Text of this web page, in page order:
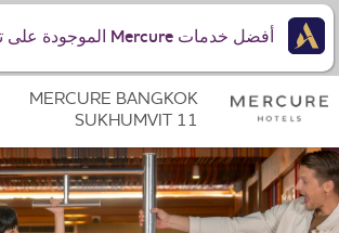
MERCURE BANGKOK
SUKHUMVIT 11
أفضل خدمات Mercure الموجودة على تطبيق Accor